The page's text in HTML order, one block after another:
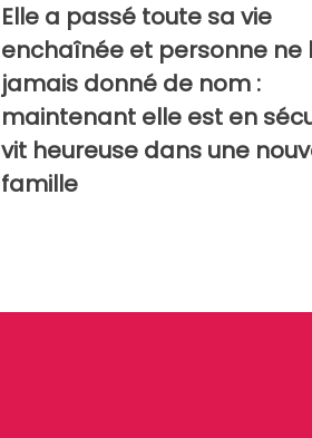
Elle a passé toute sa vie
enchaînée et personne ne
jamais donné de nom :
maintenant elle est en
vit heureuse dans une
famille